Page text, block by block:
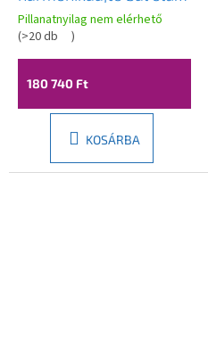
zuhanykabinhoz 140
cm, átlátszó üveg,
fekete profil, 836S-140-
050-70-00-L
Pillanatnyilag nem elérhető
(>20 db )
180 740 Ft
KOSÁRBA